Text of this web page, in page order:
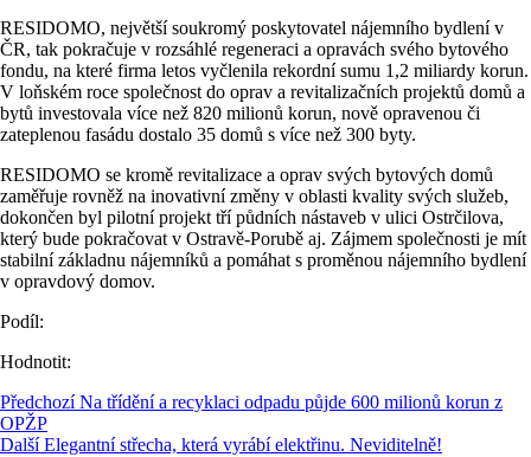
RESIDOMO, největší soukromý poskytovatel nájemního bydlení v
ČR, tak pokračuje v rozsáhlé regeneraci a opravách svého bytového
fondu, na které firma letos vyčlenila rekordní sumu 1,2 miliardy korun.
V loňském roce společnost do oprav a revitalizačních projektů domů a
bytů investovala více než 820 milionů korun, nově opravenou či
zateplenou fasádu dostalo 35 domů s více než 300 byty.
RESIDOMO se kromě revitalizace a oprav svých bytových domů
zaměřuje rovněž na inovativní změny v oblasti kvality svých služeb,
dokončen byl pilotní projekt tří půdních nástaveb v ulici Ostrčilova,
který bude pokračovat v Ostravě-Porubě aj. Zájmem společnosti je mít
stabilní základnu nájemníků a pomáhat s proměnou nájemního bydlení
v opravdový domov.
Podíl:
Hodnotit:
Předchozí Na třídění a recyklaci odpadu půjde 600 milionů korun z
OPŽP
Další Elegantní střecha, která vyrábí elektřinu. Neviditelně!